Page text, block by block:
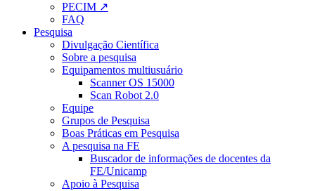
PECIM ↗
FAQ
Pesquisa
Divulgação Científica
Sobre a pesquisa
Equipamentos multiusuário
Scanner OS 15000
Scan Robot 2.0
Equipe
Grupos de Pesquisa
Boas Práticas em Pesquisa
A pesquisa na FE
Buscador de informações de docentes da
FE/Unicamp
Apoio à Pesquisa